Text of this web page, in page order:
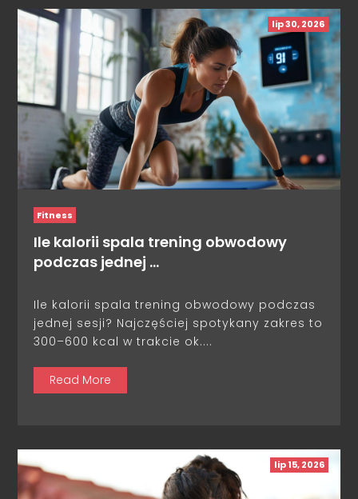
lip 30, 2026
Fitness
Ile kalorii spala trening obwodowy
podczas jednej …
Ile kalorii spala trening obwodowy podczas
jednej sesji? Najczęściej spotykany zakres to
300–600 kcal w trakcie ok....
Read More
lip 15, 2026